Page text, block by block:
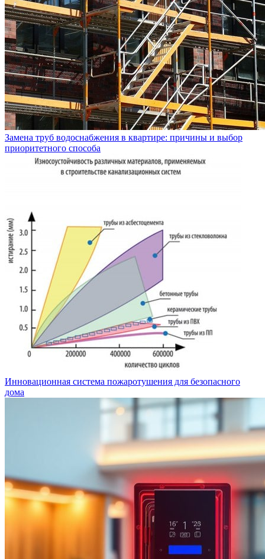
Замена труб водоснабжения в квартире: причины и выбор
приоритетного способа
Инновационная система пожаротушения для безопасного
дома